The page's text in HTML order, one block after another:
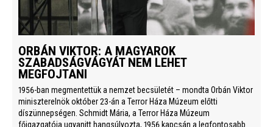
ORBÁN VIKTOR: A MAGYAROK
SZABADSÁGVÁGYÁT NEM LEHET
MEGFOJTANI
1956-ban megmentettük a nemzet becsületét – mondta Orbán Viktor
miniszterelnök október 23-án a Terror Háza Múzeum előtti
díszünnepségen. Schmidt Mária, a Terror Háza Múzeum
főigazgatója ugyanitt hangsúlyozta, 1956 kapcsán a legfontosabb